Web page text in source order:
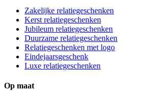
Zakelijke relatiegeschenken
Kerst relatiegeschenken
Jubileum relatiegeschenken
Duurzame relatiegeschenken
Relatiegeschenken met logo
Eindejaarsgeschenk
Luxe relatiegeschenken
Op maat